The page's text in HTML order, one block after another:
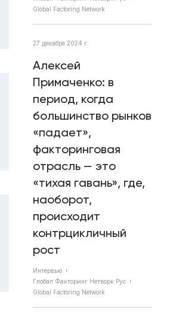
Global Factoring Network
27 декабря 2024 г.
Алексей
Примаченко: в
период, когда
большинство рынков
«падает»,
факторинговая
отрасль — это
«тихая гавань», где,
наоборот,
происходит
контрцикличный
рост
Интервью
Глобал Факторинг Нетворк Рус
Global Factoring Network